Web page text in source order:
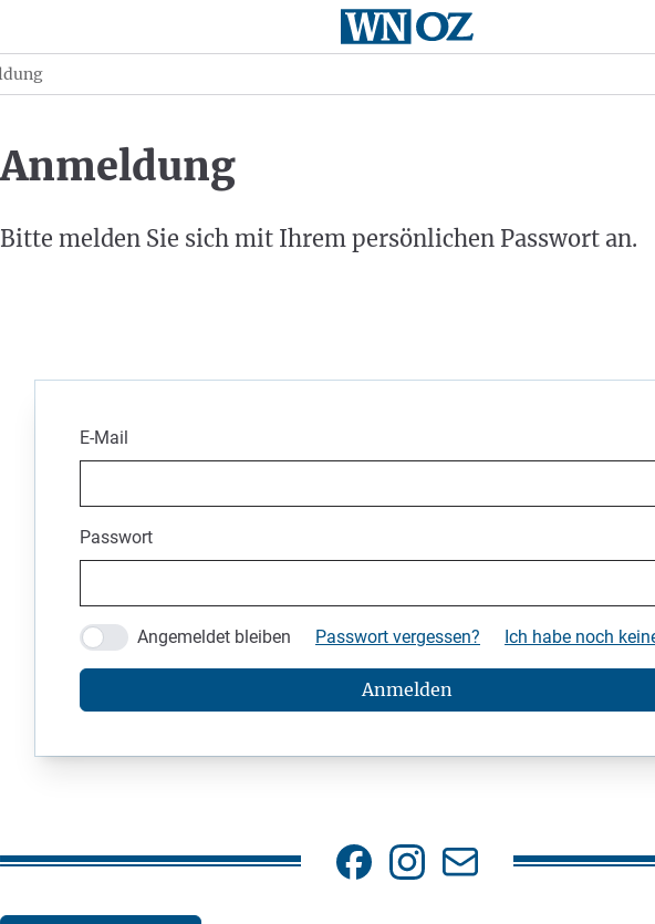
Anmeldung
Bitte melden Sie sich mit Ihrem persönlichen Passwort an.
E-Mail
Passwort
Angemeldet bleiben Passwort vergessen? Ich habe noch
Anmelden